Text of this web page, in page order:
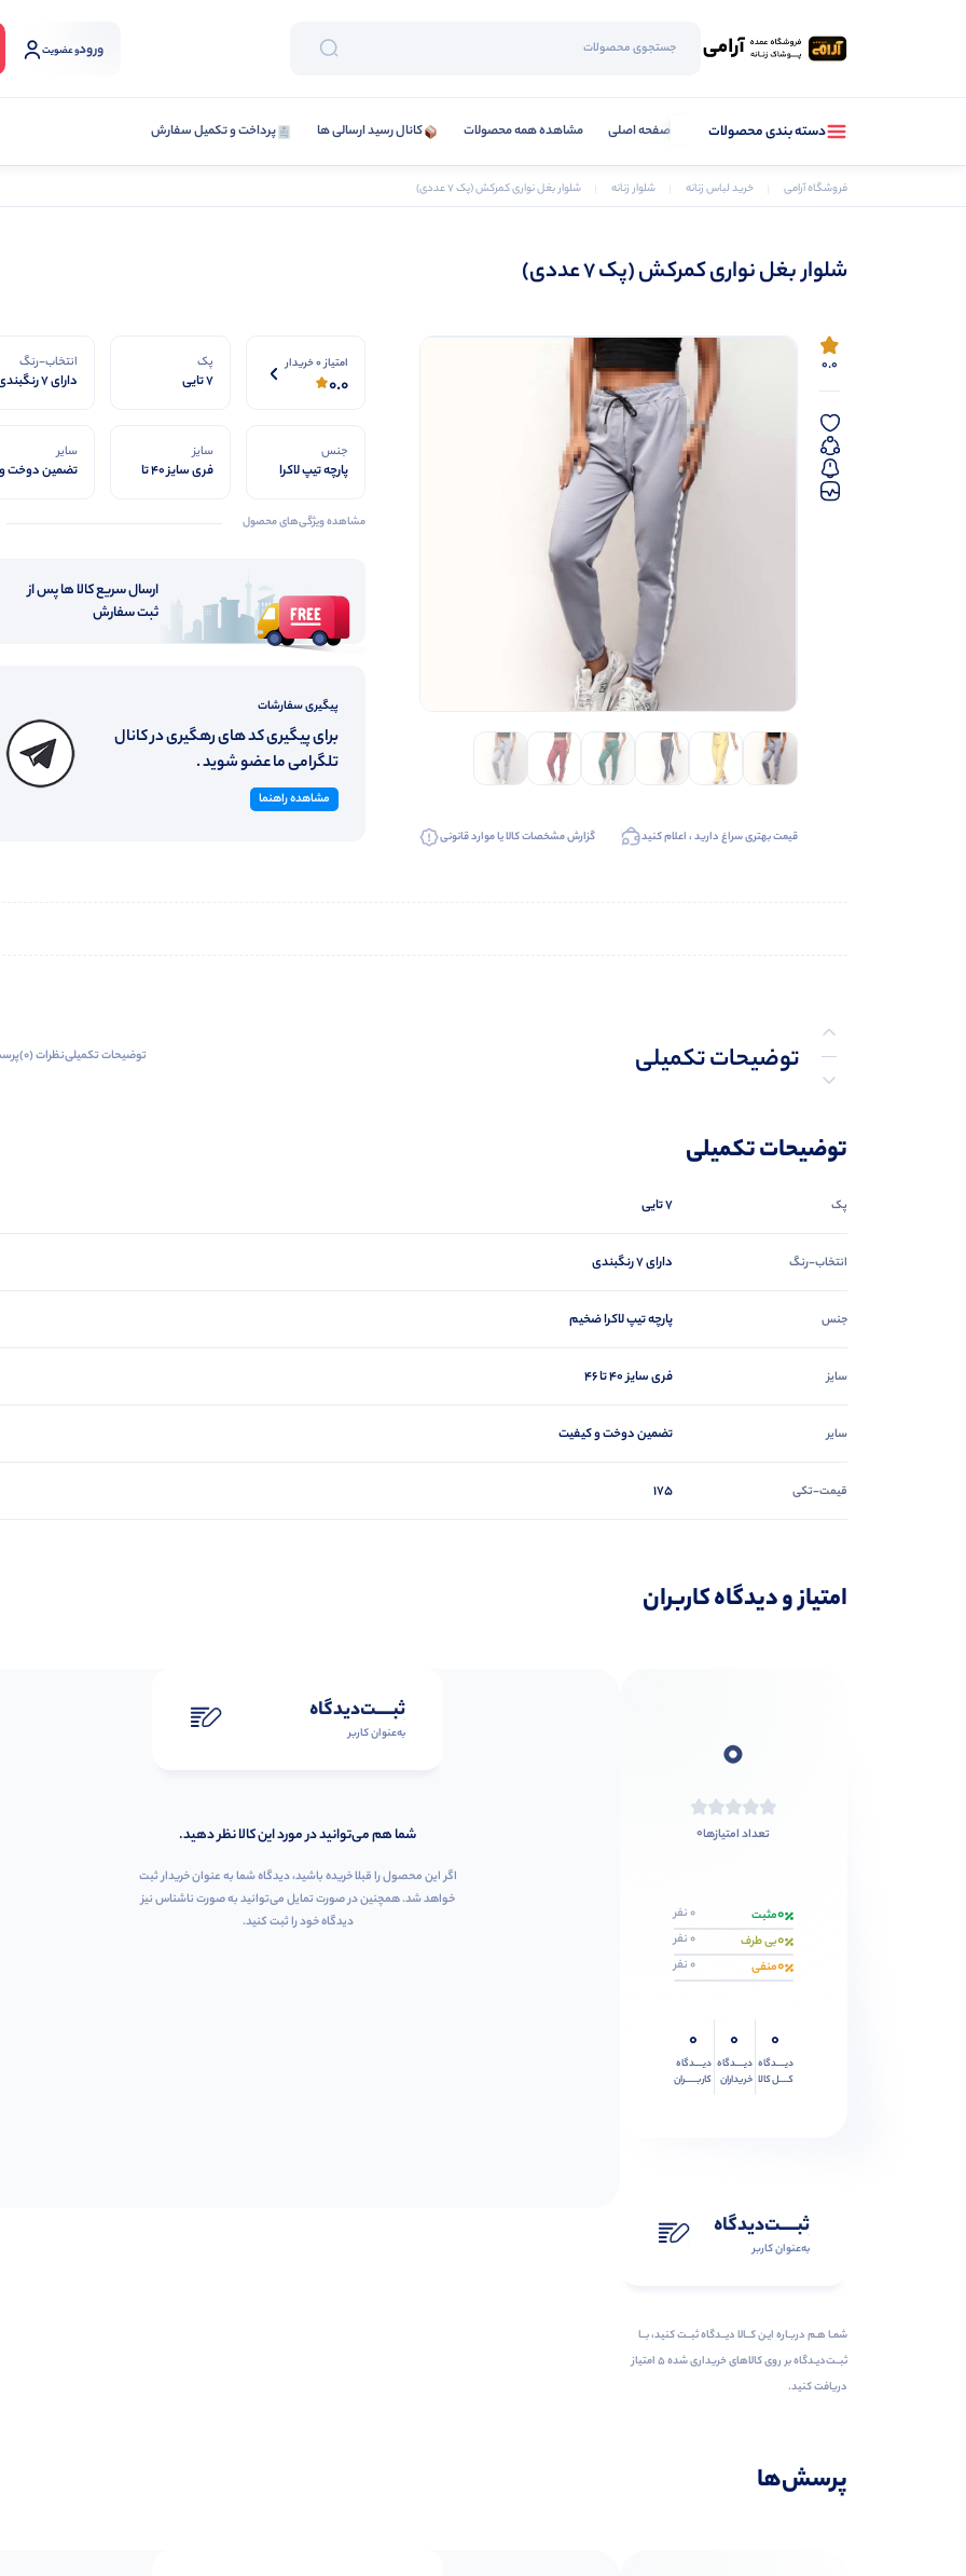
ورودو عضویت
دسته بندی محصولات صفحه اصلی مشاهده همه محصولات کانال رسید ارسالی ها پرداخت و تکمیل سفارش
فروشگاه آرامی خرید لباس زنانه شلوار زنانه شلوار بغل نواری کمرکش (پک 7 عددی)
شلوار بغل نواری کمرکش (پک 7 عددی)
0.0
قیمت بهتری سراغ دارید ، اعلام کنید گزارش مشخصات کالا یا موارد قانونی
امتیاز 0 خریدار
0.0
پک
7 تایی
انتخاب-رنگ
دارای 7 رنگبندی
جنس
پارچه تیپ لاکرا
سایز
فری سایز 40 تا
سایر
تضمین دوخت و
مشاهده ویژگی‌های محصول
ارسال سریع کالا ها پس از
ثبت سفارش
پیگیری سفارشات
برای پیگیری کد های رهگیری در کانال
تلگرامی ما عضو شوید .
مشاهده راهنما
توضیحات تکمیلی
توضیحات تکمیلینظرات (0)
توضیحات تکمیلی
پک 7 تایی
انتخاب-رنگ دارای 7 رنگبندی
جنس پارچه تیپ لاکرا ضخیم
سایز فری سایز 40 تا 46
سایر تضمین دوخت و کیفیت
قیمت-تکی 175
امتیاز و دیدگاه کاربران
0
تعداد امتیازها0
0مثبت 0 نفر
0بی طرف 0 نفر
0منفی 0 نفر
0
دیــــدگاه
کــــل کالا
0
دیــــدگاه
خریداران
0
دیــــدگاه
کاربـــــران
ثبـــــت‌دیدگاه
به‌عنوان کاربر
شمـا هـم دربـاره ایـن کــالا دیــدگاه ثبــت کنید، بــا
ثبــت‌دیـدگاه بر روی کالاهای خریداری شده ۵ امتیاز
دریافت کنید.
ثبـــــت‌دیدگاه
به‌عنوان کاربر
شما هم می‌توانید در مورد این کالا نظر دهید.
اگر این محصول را قبلا خریده باشید، دیدگاه شما به عنوان خریدار ثبت
خواهد شد. همچنین در صورت تمایل می‌توانید به صورت ناشناس نیز
دیدگاه خود را ثبت کنید.
پرسش‌ها